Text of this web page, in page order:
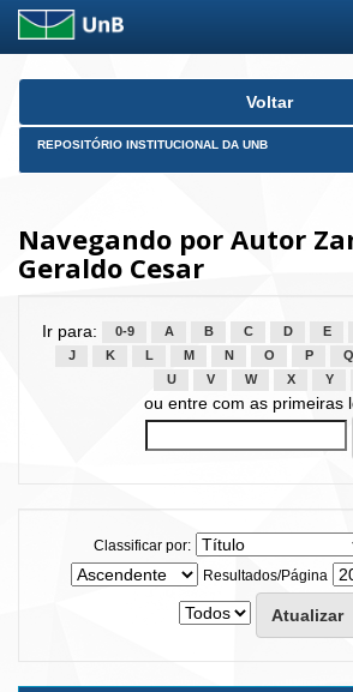
Skip
Voltar
REPOSITÓRIO INSTITUCIONAL DA UNB
Navegando por Autor
Geraldo Cesar
Ir para: 0-9 A B C D E
J
K L M N O P Q
U
V W X Y
ou entre com as primeiras
Classificar por:
Resultados/Página